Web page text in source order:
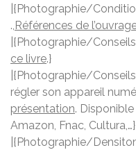
|{Photographie/
., Références de
|{Photographie/
ce livre.}
|{Photographie/
régler son appareil
présentation.
Amazon, Fnac, Cultura,…}
|{Photographie/